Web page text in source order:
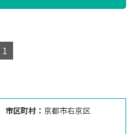
1
市区町村： 京都市右京区